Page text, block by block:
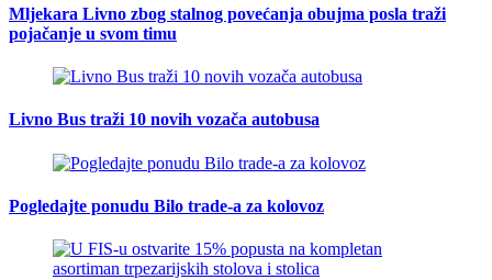
Mljekara Livno zbog stalnog povećanja obujma posla traži
pojačanje u svom timu
Livno Bus traži 10 novih vozača autobusa
Pogledajte ponudu Bilo trade-a za kolovoz